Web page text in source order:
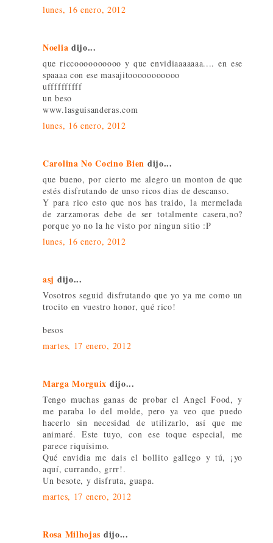
lunes, 16 enero, 2012
Noelia dijo...
que riccoooooooooo y que envidiaaaaaaa.... en ese
spaaaa con ese masajitooooooooooo
uffffffffff
un beso
www.lasguisanderas.com
lunes, 16 enero, 2012
Carolina No Cocino Bien dijo...
que bueno, por cierto me alegro un monton de que
estés disfrutando de unso ricos dias de descanso.
Y para rico esto que nos has traido, la mermelada
de zarzamoras debe de ser totalmente casera,no?
porque yo no la he visto por ningun sitio :P
lunes, 16 enero, 2012
asj dijo...
Vosotros seguid disfrutando que yo ya me como un
trocito en vuestro honor, qué rico!
besos
martes, 17 enero, 2012
Marga Morguix dijo...
Tengo muchas ganas de probar el Angel Food, y
me paraba lo del molde, pero ya veo que puedo
hacerlo sin necesidad de utilizarlo, así que me
animaré. Este tuyo, con ese toque especial, me
parece riquísimo.
Qué envidia me dais el bollito gallego y tú, ¡yo
aquí, currando, grrr!.
Un besote, y disfruta, guapa.
martes, 17 enero, 2012
Rosa Milhojas dijo...